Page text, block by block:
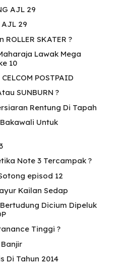
AJL 29
29
SKATER ?
Lawak Mega
10
POSTPAID
SUNBURN ?
Rentung Di Tapah
Untuk
Note 3 Tercampak ?
episod 12
Kailan Sedap
Dicium Dipeluk
Tinggi ?
Di Tahun 2014